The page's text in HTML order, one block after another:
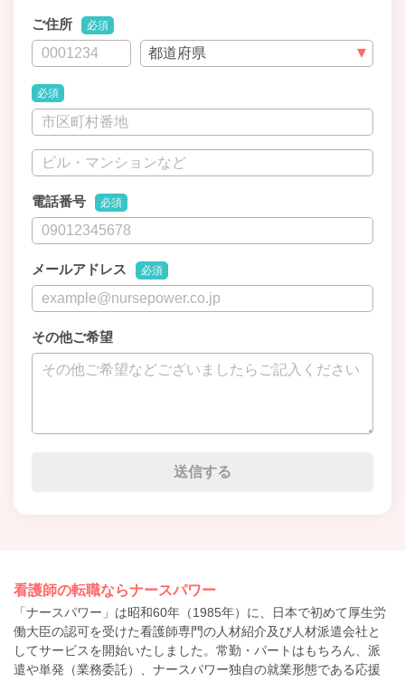
ご住所 必須
必須
電話番号 必須
メールアドレス 必須
その他ご希望
看護師の転職ならナースパワー
「ナースパワー」は昭和60年（1985年）に、日本で初めて厚生労
働大臣の認可を受けた看護師専門の人材紹介及び人材派遣会社と
してサービスを開始いたしました。常勤・パートはもちろん、派
遣や単発（業務委託）、ナースパワー独自の就業形態である応援